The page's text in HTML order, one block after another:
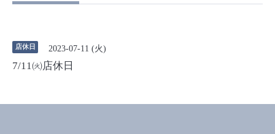
店休日 2023-07-11 (火)
7/11㈫店休日